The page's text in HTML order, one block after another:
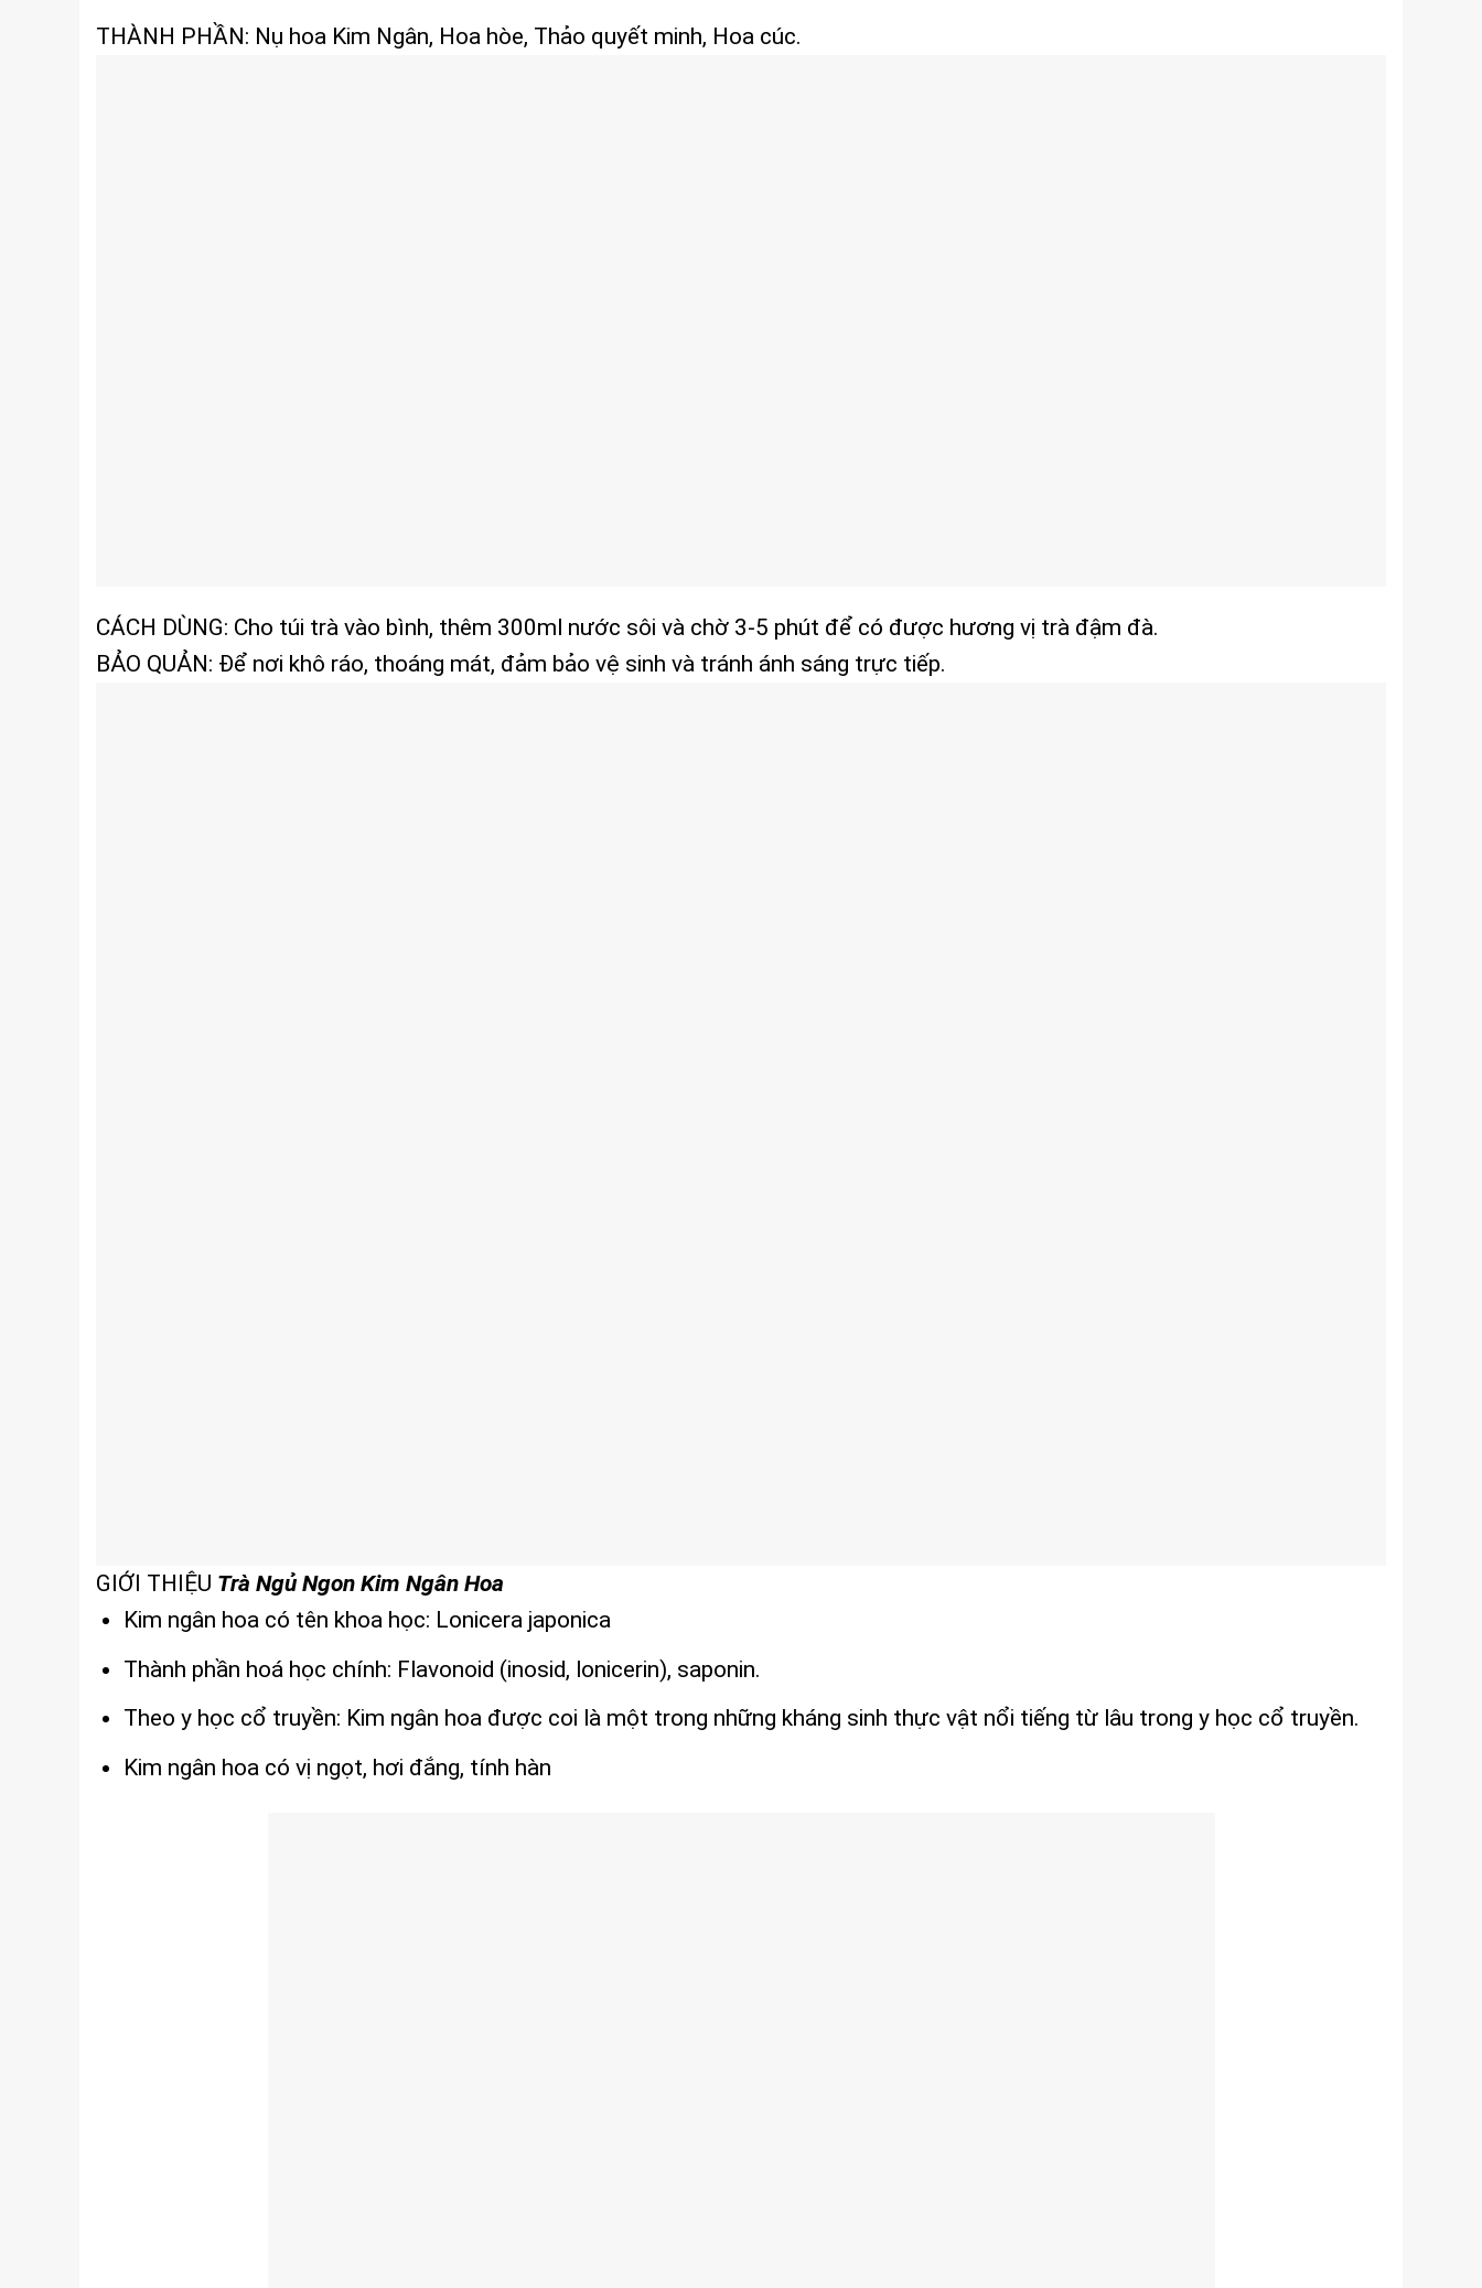
THÀNH PHẦN: Nụ hoa Kim Ngân, Hoa hòe, Thảo quyết minh, Hoa cúc.
CÁCH DÙNG: Cho túi trà vào bình, thêm 300ml nước sôi và chờ 3-5 phút để có được hương vị trà đậm đà.
BẢO QUẢN: Để nơi khô ráo, thoáng mát, đảm bảo vệ sinh và tránh ánh sáng trực tiếp.
GIỚI THIỆU Trà Ngủ Ngon Kim Ngân Hoa
Kim ngân hoa có tên khoa học: Lonicera japonica
Thành phần hoá học chính: Flavonoid (inosid, lonicerin), saponin.
Theo y học cổ truyền: Kim ngân hoa được coi là một trong những kháng sinh thực vật nổi tiếng từ lâu trong y học cổ truyền.
Kim ngân hoa có vị ngọt, hơi đắng, tính hàn